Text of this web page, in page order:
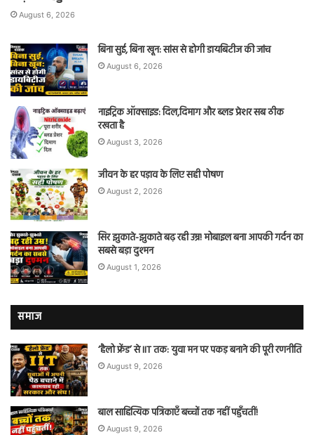
August 6, 2026
बिना सुई, बिना खून: सांस से होगी डायबिटीज की जांच
August 6, 2026
नाइट्रिक ऑक्साइड: दिल,दिमाग और ब्लड प्रेशर सब ठीक
रखता है
August 3, 2026
जीवन के हर पड़ाव के लिए सही पोषण
August 2, 2026
सिर झुकाते-झुकाते बढ़ रही उम्र! मोबाइल बना आपकी गर्दन का
सबसे बड़ा दुश्मन
August 1, 2026
समाज
‘हैलो फ्रेंड’ से IIT तक: युवा मन पर पकड़ बनाने की पूरी रणनीति
August 9, 2026
बाल साहित्यिक पत्रिकाएँ बच्चों तक नहीं पहुँचतीं!
August 9, 2026